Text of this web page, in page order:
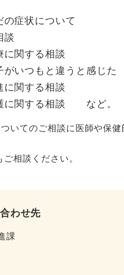
状について
する相談
もと違うと感じた
する相談
する相談 など。
いてのご相談に医師や保
相談ください。
わせ先
課